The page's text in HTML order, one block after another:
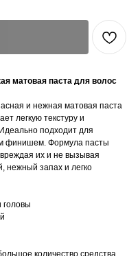
матовая паста для волос
и нежная матовая паста
легкую текстуру и
подходит для
финишем. Формула пасты
их и не вызывая
нежный запах и легко
головы